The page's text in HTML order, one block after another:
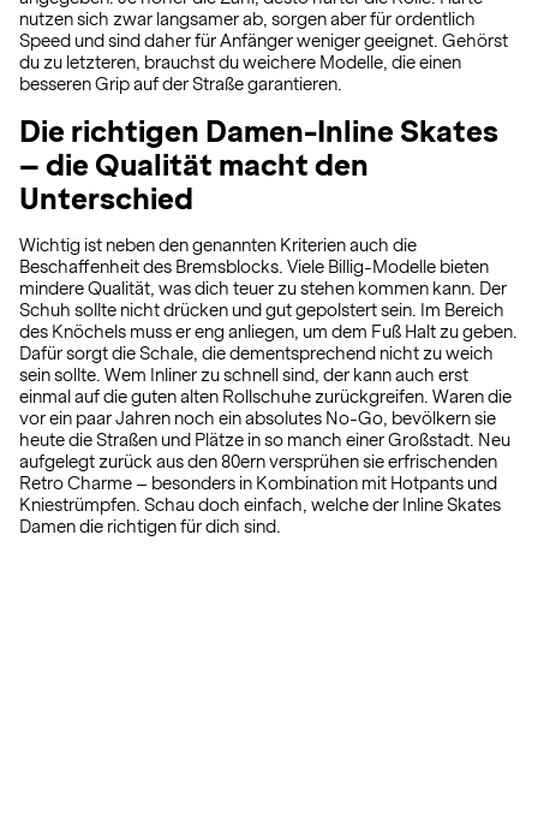
nutzen sich zwar langsamer ab, sorgen aber für ordentlich
Speed und sind daher für Anfänger weniger geeignet. Gehörst
du zu letzteren, brauchst du weichere Modelle, die einen
besseren Grip auf der Straße garantieren.
Die richtigen Damen-Inline Skates
– die Qualität macht den
Unterschied
Wichtig ist neben den genannten Kriterien auch die
Beschaffenheit des Bremsblocks. Viele Billig-Modelle bieten
mindere Qualität, was dich teuer zu stehen kommen kann. Der
Schuh sollte nicht drücken und gut gepolstert sein. Im Bereich
des Knöchels muss er eng anliegen, um dem Fuß Halt zu geben.
Dafür sorgt die Schale, die dementsprechend nicht zu weich
sein sollte. Wem Inliner zu schnell sind, der kann auch erst
einmal auf die guten alten Rollschuhe zurückgreifen. Waren die
vor ein paar Jahren noch ein absolutes No-Go, bevölkern sie
heute die Straßen und Plätze in so manch einer Großstadt. Neu
aufgelegt zurück aus den 80ern versprühen sie erfrischenden
Retro Charme – besonders in Kombination mit Hotpants und
Kniestrümpfen. Schau doch einfach, welche der Inline Skates
Damen die richtigen für dich sind.